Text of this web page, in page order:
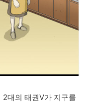
대의 태권V가 지구를